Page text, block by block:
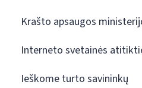
Krašto apsaugos
Interneto svetainės
Ieškome turto savininkų